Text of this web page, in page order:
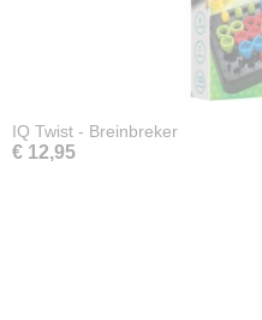
IQ Twist - Breinbreker
€ 12,95